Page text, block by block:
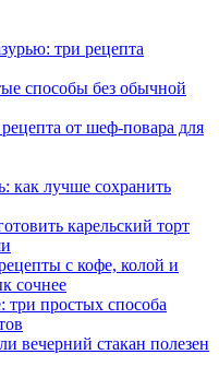
три рецепта
способы без обычной
от шеф-повара для
как лучше сохранить
карельский торт
с кофе, колой и
сочнее
три простых способа
вечерний стакан полезен